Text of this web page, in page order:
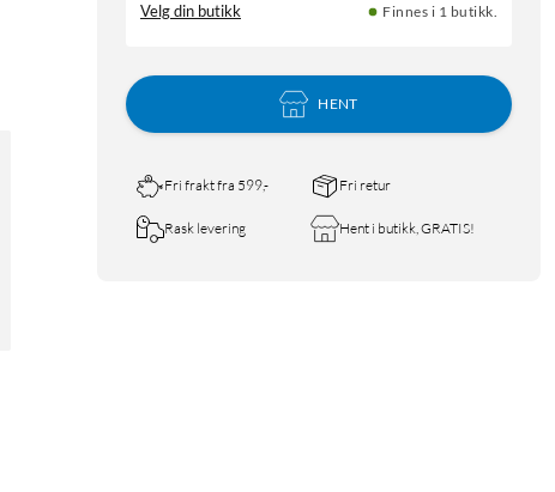
Velg din butikk Finnes i 1 butikk.
HENT
Fri frakt fra 599,- Fri retur
Rask levering Hent i butikk, GRATIS!